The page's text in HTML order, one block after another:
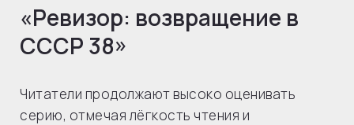
«Ревизор: возвращение в
СССР 38»
Читатели продолжают высоко оценивать
серию, отмечая лёгкость чтения и